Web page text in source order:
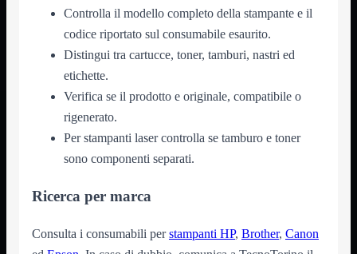
DELL
HP
IBM/LENOVO
MICROSOFT
SAMSUNG
TOSHIBA
PCMostra tutti i prodotti
ATX Certificati
MICRO-ATX
12Volt
220Volt
Controlla il modello completo della stampante e il
codice riportato sul consumabile esaurito.
Distingui tra cartucce, toner, tamburi, nastri ed
etichette.
Verifica se il prodotto e originale, compatibile o
rigenerato.
Per stampanti laser controlla se tamburo e toner
sono componenti separati.
Ricerca per marca
Consulta i consumabili perstampanti HP, Brother, Canon